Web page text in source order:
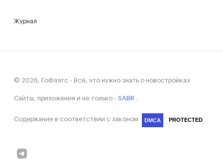
Журнал
© 2026, ГоФлэтс - Всё, что нужно знать о новостройках
Сайты, приложения и не только - SABR .
Содержание в соответствии с законом DMCA PROTECTED